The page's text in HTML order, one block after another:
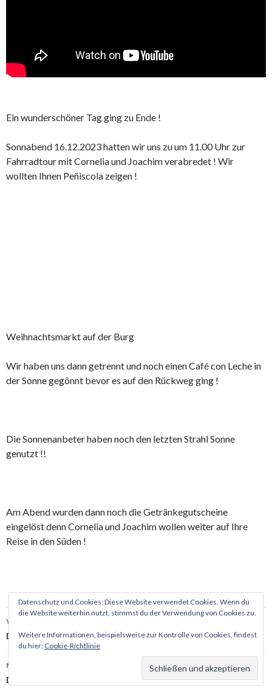
Ein wunderschöner Tag ging zu Ende !
Sonnabend 16.12.2023 hatten wir uns zu um 11.00 Uhr zur
Fahrradtour mit Cornelia und Joachim verabredet ! Wir
wollten Ihnen Peñiscola zeigen !
Weihnachtsmarkt auf der Burg
Wir haben uns dann getrennt und noch einen Café con Leche in
der Sonne gegönnt bevor es auf den Rückweg ging !
Die Sonnenanbeter haben noch den letzten Strahl Sonne
genutzt !!
Am Abend wurden dann noch die Getränkegutscheine
eingelöst denn Cornelia und Joachim wollen weiter auf Ihre
Reise in den Süden !
Beitrags-
Navigation
VORHERIGER BEITRAG
Die Feiertage zum Jahresende rücken immer näher
NÄCHSTER BEITRAG
Das Jahr 2024 ist da !!
Datenschutz und Cookies: Diese Website verwendet Cookies. Wenn du
die Website weiterhin nutzt, stimmst du der Verwendung von Cookies zu.
Weitere Informationen, beispielsweise zur Kontrolle von Cookies, findest
du hier: Cookie-Richtlinie